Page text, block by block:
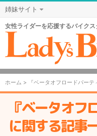
姉妹サイト
女性ライダーを応援するバイク
ホーム > 『ベータオフロードパーテ
『ベータオフ
に関する記事